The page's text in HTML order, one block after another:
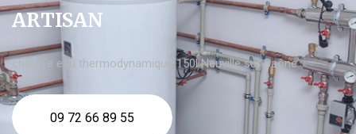
ARTISAN
chauffe eau thermodynamique 150l Neuville sur Saône
09 72 66 89 55